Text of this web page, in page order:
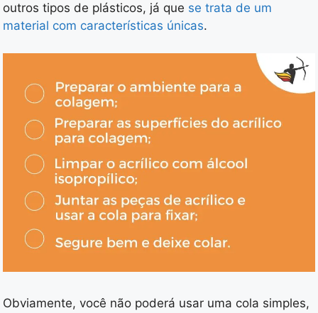
outros tipos de plásticos, já que se trata de um
material com características únicas.
Obviamente, você não poderá usar uma cola simples,